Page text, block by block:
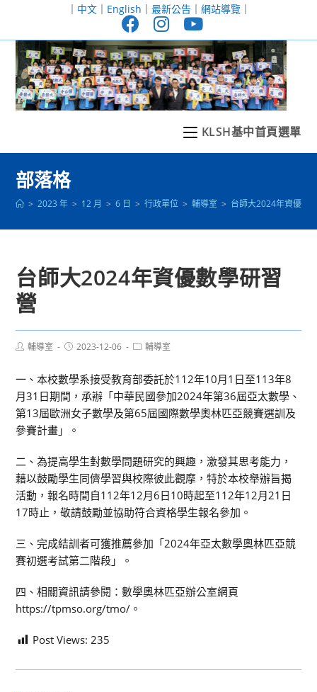
至
｜ 中文｜ English ｜ 最新公告｜ 網站導覽｜
KLSH基中首頁選單
部落格
> 2023 年 > 12 月 > 6 日 > 行政單位 > 輔導室 > 台師大2024年資優數
台師大2024年資優數學研習
營
Post輔導室
Post2023-12-06
Post輔導室
一、本校數學系接受教育部委託於112年10月1日至113年8
月31日期間，承辦「中華民國參加2024年第36屆亞太數學、
第13屆歐洲女子數學及第65屆國際數學奧林匹亞競賽選訓及
參賽計畫」。
二、為提高學生對數學問題研究的興趣，激發其思考能力，
藉以鼓勵學生同儕學習與校際彼此觀摩，特於本校舉辦旨揭
活動，報名時間自112年12月6日10時起至112年12月21日
17時止，敬請鼓勵並協助符合資格學生報名參加。
三、完成結訓者可獲推薦參加「2024年亞太數學奧林匹亞競
賽初選考試第二階段」。
四、相關資訊請參閱：數學奧林匹亞辦公室網頁
https://tpmso.org/tmo/。
Post Views: 235